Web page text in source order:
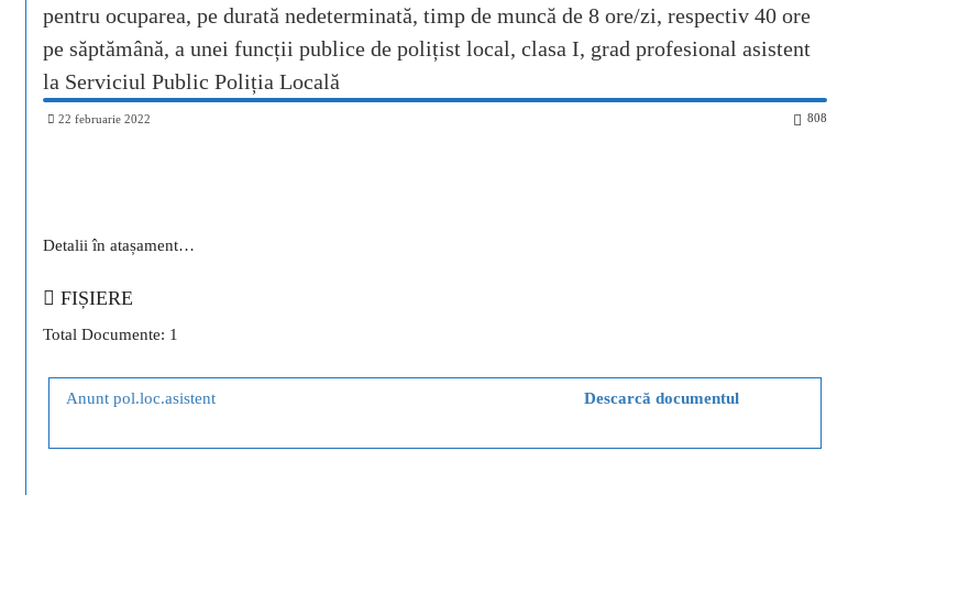
pentru ocuparea, pe durată nedeterminată, timp de muncă de 8 ore/zi, respectiv 40 ore
pe săptămână, a unei funcții publice de polițist local, clasa I, grad profesional asistent
la Serviciul Public Poliția Locală
22 februarie 2022 808
Detalii în atașament…
FIȘIERE
Total Documente: 1
Anunt pol.loc.asistent Descarcă documentul